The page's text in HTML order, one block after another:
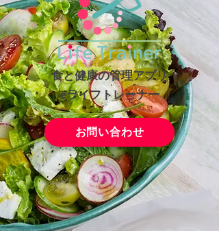
食と健康の管理アプリ
eライフトレーナー
お問い合わせ